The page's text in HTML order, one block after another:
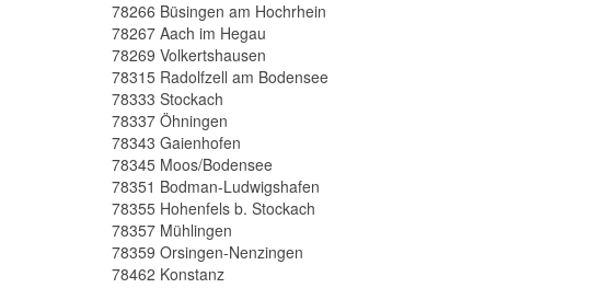
78266 Büsingen am Hochrhein
78267 Aach im Hegau
78269 Volkertshausen
78315 Radolfzell am Bodensee
78333 Stockach
78337 Öhningen
78343 Gaienhofen
78345 Moos/Bodensee
78351 Bodman-Ludwigshafen
78355 Hohenfels b. Stockach
78357 Mühlingen
78359 Orsingen-Nenzingen
78462 Konstanz